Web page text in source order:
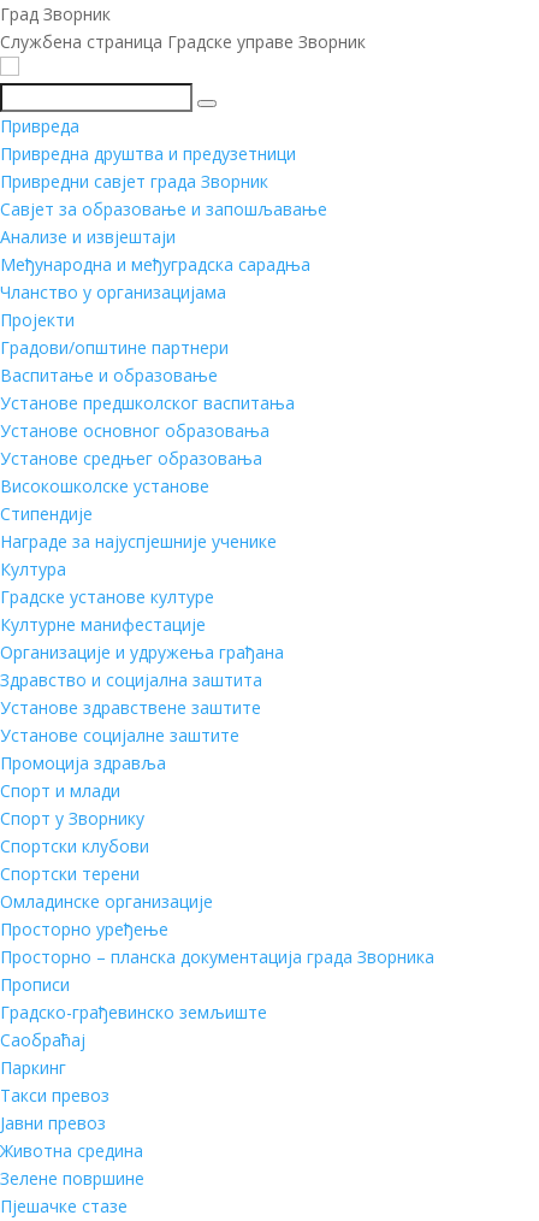
Град Зворник
Службена страница Градске управе Зворник
Претражи
Привреда
Привредна друштва и предузетници
Привредни савјет града Зворник
Савјет за образовање и запошљавање
Анализе и извјештаји
Међународна и међуградска сарадња
Чланство у организацијама
Пројекти
Градови/општине партнери
Васпитање и образовање
Установе предшколског васпитања
Установе основног образовања
Установе средњег образовања
Високошколске установе
Стипендије
Награде за најуспјешније ученике
Култура
Градске установе културе
Културне манифестације
Организације и удружења грађана
Здравство и социјална заштита
Установе здравствене заштите
Установе социјалне заштите
Промоција здравља
Спорт и млади
Спорт у Зворнику
Спортски клубови
Спортски терени
Омладинске организације
Просторно уређење
Просторно – планска документација града Зворника
Прописи
Градско-грађевинско земљиште
Саобраћај
Паркинг
Такси превоз
Јавни превоз
Животна средина
Зелене површине
Пјешачке стазе